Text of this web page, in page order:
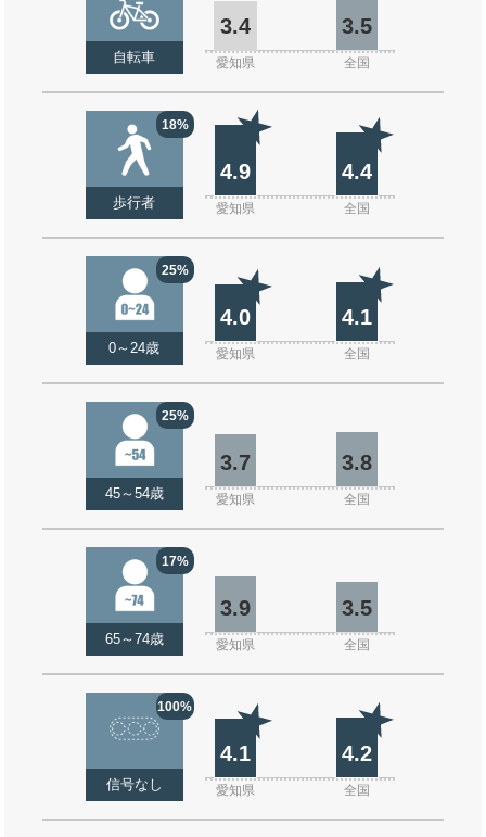
自転車
3.4 3.5
愛知県 全国
18%
歩行者
4.9 4.4
愛知県 全国
25%
0～24歳
4.0 4.1
愛知県 全国
25%
45～54歳
3.7 3.8
愛知県 全国
17%
65～74歳
3.9 3.5
愛知県 全国
100%
信号なし
4.1 4.2
愛知県 全国